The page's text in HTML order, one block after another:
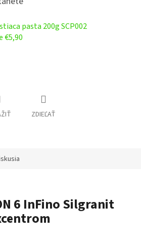
pasta 200g SCP002
€5,90
ZDIEĽAŤ
6 InFino Silgranit